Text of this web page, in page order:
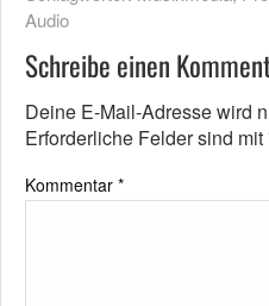
Audio
Schreibe einen
Deine E-Mail-Adresse wird
Erforderliche Felder sind mit
Kommentar *